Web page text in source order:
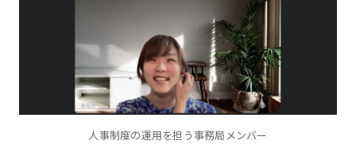
人事制度の運用を担う事務局メンバー